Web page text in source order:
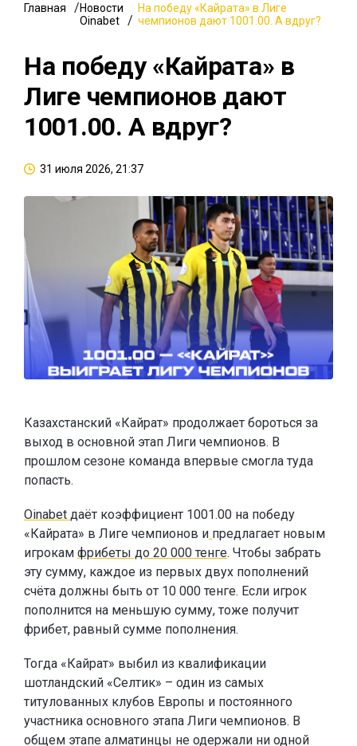
Главная
Новости
Oinabet
На победу «Кайрата» в Лиге
чемпионов дают 1001.00. А вдруг?
На победу «Кайрата» в
Лиге чемпионов дают
1001.00. А вдруг?
31 июля 2026, 21:37
Казахстанский «Кайрат» продолжает бороться за
выход в основной этап Лиги чемпионов. В
прошлом сезоне команда впервые смогла туда
попасть.
Oinabet даёт коэффициент 1001.00 на победу
«Кайрата» в Лиге чемпионов и предлагает новым
игрокам фрибеты до 20 000 тенге. Чтобы забрать
эту сумму, каждое из первых двух пополнений
счёта должны быть от 10 000 тенге. Если игрок
пополнится на меньшую сумму, тоже получит
фрибет, равный сумме пополнения.
Тогда «Кайрат» выбил из квалификации
шотландский «Селтик» – один из самых
титулованных клубов Европы и постоянного
участника основного этапа Лиги чемпионов. В
общем этапе алматинцы не одержали ни одной